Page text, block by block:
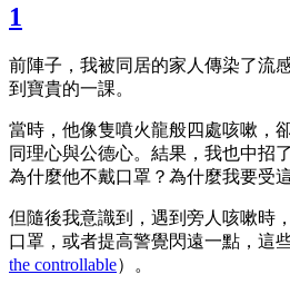
1
前陣子，我被同居的家人傳染了流
到寶貴的一課。
當時，他像隻噴火龍般四處咳嗽，
同理心與公德心。結果，我也中招
為什麼他不戴口罩？為什麼我要受
但隨後我意識到，遇到旁人咳嗽時
口罩，或者提高警覺閃遠一點，這
the controllable）。